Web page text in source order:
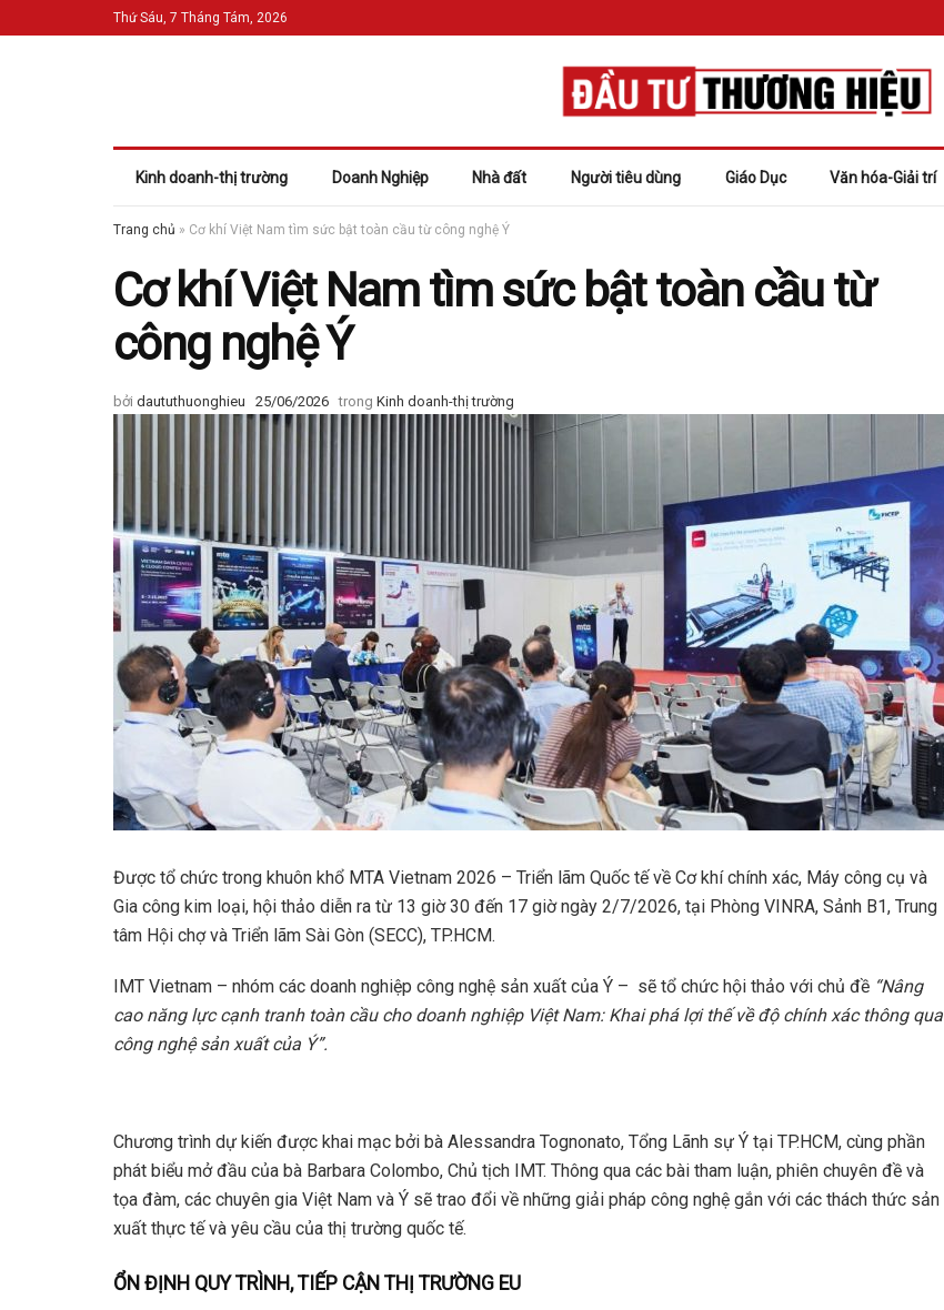
Thứ Sáu, 7 Tháng Tám, 2026
Kinh doanh-thị trường Doanh Nghiệp Nhà đất Người tiêu dùng Giáo Dục Văn hóa-Giải trí
Trang chủ » Cơ khí Việt Nam tìm sức bật toàn cầu từ công nghệ Ý
Cơ khí Việt Nam tìm sức bật toàn cầu từ
công nghệ Ý
bởi daututhuonghieu 25/06/2026 trong Kinh doanh-thị trường
Được tổ chức trong khuôn khổ MTA Vietnam 2026 – Triển lãm Quốc tế về Cơ khí chính xác, Máy công cụ và
Gia công kim loại, hội thảo diễn ra từ 13 giờ 30 đến 17 giờ ngày 2/7/2026, tại Phòng VINRA, Sảnh B1, Trung
tâm Hội chợ và Triển lãm Sài Gòn (SECC), TP.HCM.
IMT Vietnam – nhóm các doanh nghiệp công nghệ sản xuất của Ý – sẽ tổ chức hội thảo với chủ đề “Nâng
cao năng lực cạnh tranh toàn cầu cho doanh nghiệp Việt Nam: Khai phá lợi thế về độ chính xác thông qua
công nghệ sản xuất của Ý”.
Chương trình dự kiến được khai mạc bởi bà Alessandra Tognonato, Tổng Lãnh sự Ý tại TP.HCM, cùng phần
phát biểu mở đầu của bà Barbara Colombo, Chủ tịch IMT. Thông qua các bài tham luận, phiên chuyên đề và
tọa đàm, các chuyên gia Việt Nam và Ý sẽ trao đổi về những giải pháp công nghệ gắn với các thách thức sản
xuất thực tế và yêu cầu của thị trường quốc tế.
ỔN ĐỊNH QUY TRÌNH, TIẾP CẬN THỊ TRƯỜNG EU